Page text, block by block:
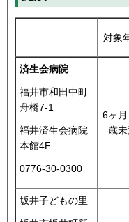
対象
済生会病院
福井市和田中町
舟橋7-1
福井済生会病院
本館4F
0776-30-0300
6ヶ
歳
坂井子どもの里